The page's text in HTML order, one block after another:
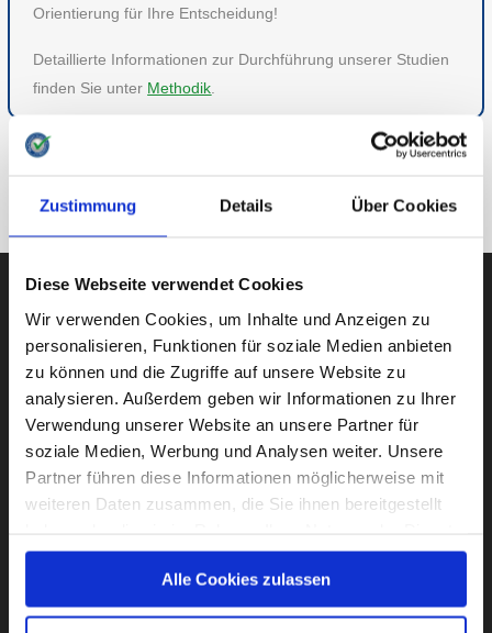
Zustimmung Details Über Cookies
Diese Webseite verwendet Cookies
Wir verwenden Cookies, um Inhalte und Anzeigen zu
personalisieren, Funktionen für soziale Medien anbieten
zu können und die Zugriffe auf unsere Website zu
analysieren. Außerdem geben wir Informationen zu Ihrer
Verwendung unserer Website an unsere Partner für
soziale Medien, Werbung und Analysen weiter. Unsere
Partner führen diese Informationen möglicherweise mit
weiteren Daten zusammen, die Sie ihnen bereitgestellt
gesammelt haben.
Unsere Datenschutzerklärung finden siehier.
Alle Cookies zulassen
Orientierung für Ihre Entscheidung!
Detaillierte Informationen zur Durchführung unserer Studien
finden Sie unter Methodik.
ZU GESUNDHEIT
ZUR ÜBERSICHT
AUBII GMBH
Große Bleichen 21
20354 HAMBURG
Facebook
LinkedIn